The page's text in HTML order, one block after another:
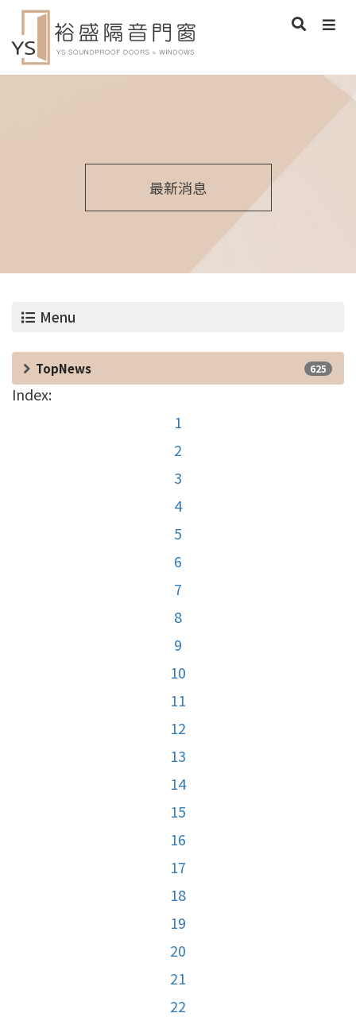
最新消息
Menu
TopNews 625
Index:
1
2
3
4
5
6
7
8
9
10
11
12
13
14
15
16
17
18
19
20
21
22